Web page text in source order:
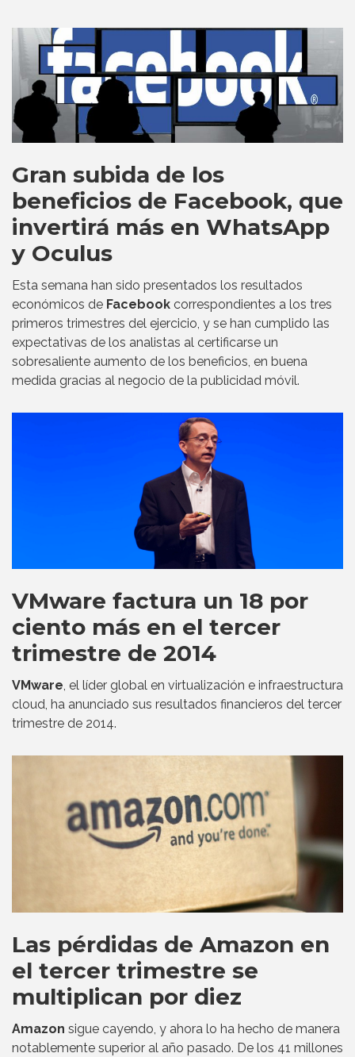
Gran subida de los
beneficios de Facebook, que
invertirá más en WhatsApp
y Oculus
Esta semana han sido presentados los resultados
económicos de Facebook correspondientes a los tres
primeros trimestres del ejercicio, y se han cumplido las
expectativas de los analistas al certificarse un
sobresaliente aumento de los beneficios, en buena
medida gracias al negocio de la publicidad móvil.
VMware factura un 18 por
ciento más en el tercer
trimestre de 2014
VMware, el líder global en virtualización e infraestructura
cloud, ha anunciado sus resultados financieros del tercer
trimestre de 2014.
Las pérdidas de Amazon en
el tercer trimestre se
multiplican por diez
Amazon sigue cayendo, y ahora lo ha hecho de manera
notablemente superior al año pasado. De los 41 millones